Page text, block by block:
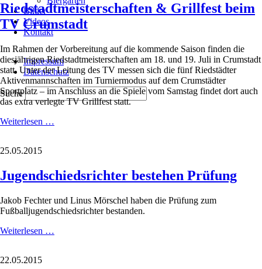
Bilder
Videos
Kontakt
Navigation
überspringen
Impressum
Datenschutz
Suche
Riedstadtmeisterschaften & Grillfest beim
TV Crumstadt
Im Rahmen der Vorbereitung auf die kommende Saison finden die
diesjährigen Riedstadtmeisterschaften am 18. und 19. Juli in Crumstadt
statt. Unter der Leitung des TV messen sich die fünf Riedstädter
Aktivenmannschaften im Turniermodus auf dem Crumstädter
Sportplatz – im Anschluss an die Spiele vom Samstag findet dort auch
das extra verlegte TV Grillfest statt.
Weiterlesen …
Crumstadt
25.05.2015
Jugendschiedsrichter bestehen Prüfung
Jakob Fechter und Linus Mörschel haben die Prüfung zum
Fußballjugendschiedsrichter bestanden.
Weiterlesen …
22.05.2015